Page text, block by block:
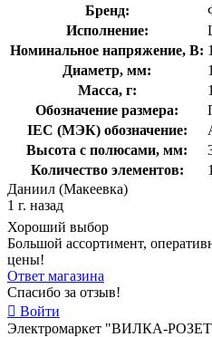
Бренд:
Исполнение:
Номинальное напряжение, В:
Диаметр, мм:
Масса, г:
Обозначение размера:
IEC (МЭК) обозначение:
Высота с полюсами, мм:
Количество элементов:
Даниил (Макеевка)
1 г. назад
Хороший выбор
Большой ассортимент,
цены!
Ответ магазина
Спасибо за отзыв!
Войти
Электромаркет "ВИЛКА-